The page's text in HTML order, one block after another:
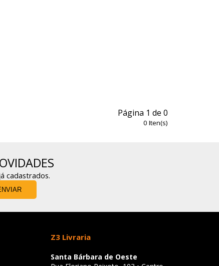
Página 1 de 0
0 Iten(s)
cadastrados.
Z3 Livraria
Santa Bárbara de Oeste